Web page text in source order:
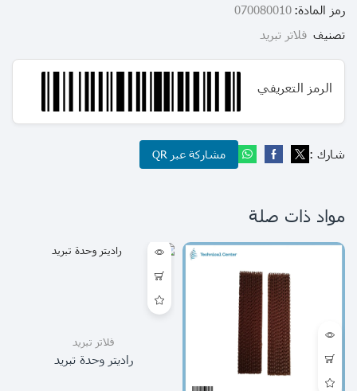
رمز المادة: 070080010
تصنيف فلاتر تبريد
الرمز التعريفي
شارك : مشاركة عبر QR
مواد ذات صلة
فلاتر تبريد
راديتر وحدة تبريد